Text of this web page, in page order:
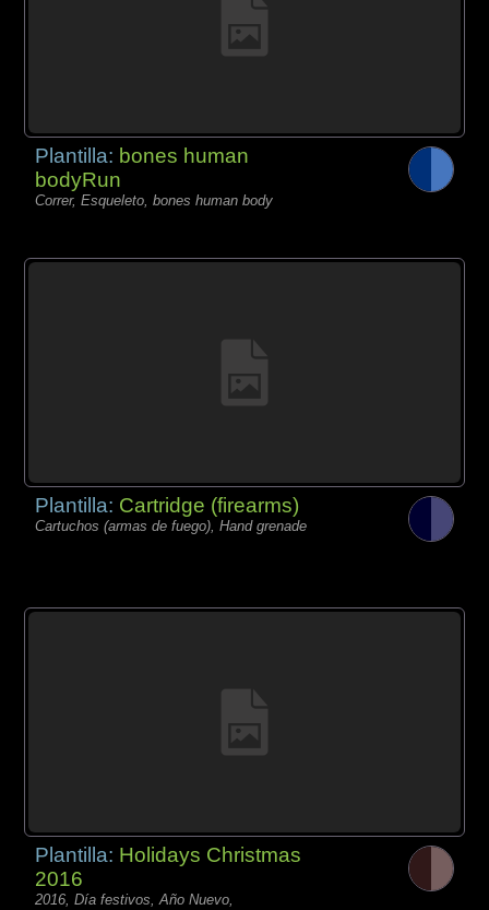
Plantilla: bones human
bodyRun
Correr, Esqueleto, bones human body
Plantilla: Cartridge (firearms)
Cartuchos (armas de fuego), Hand grenade
Plantilla: Holidays Christmas
2016
2016, Día festivos, Año Nuevo,